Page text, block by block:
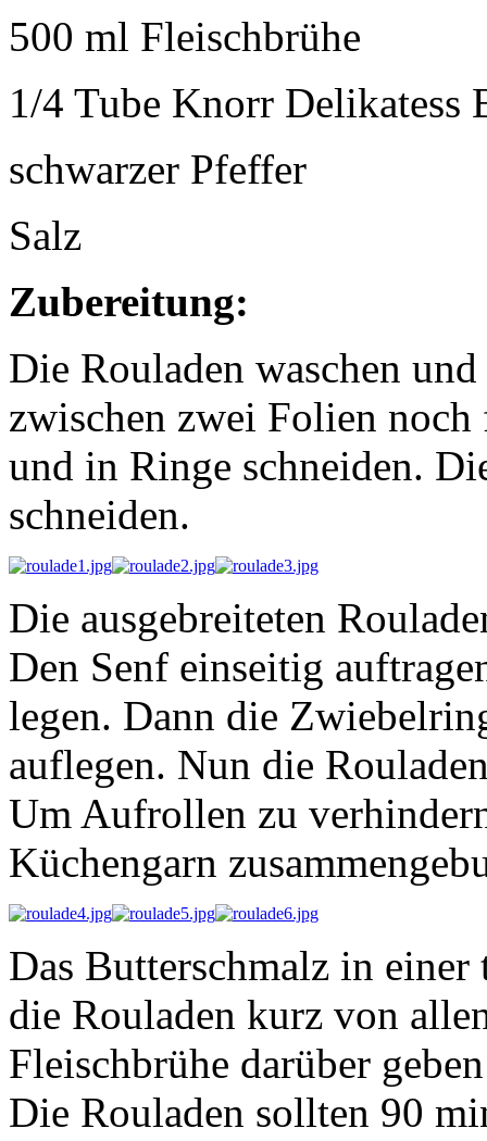
500 ml Fleischbrühe
1/4 Tube Knorr Delikatess
schwarzer Pfeffer
Salz
Zubereitung:
Die Rouladen waschen
zwischen zwei Folien
und in Ringe schneiden.
schneiden.
Die ausgebreiteten
Den Senf einseitig
legen. Dann die
auflegen. Nun die
Um Aufrollen zu
Küchengarn
Das Butterschmalz in
die Rouladen kurz von
Fleischbrühe darüber
Die Rouladen sollten 90